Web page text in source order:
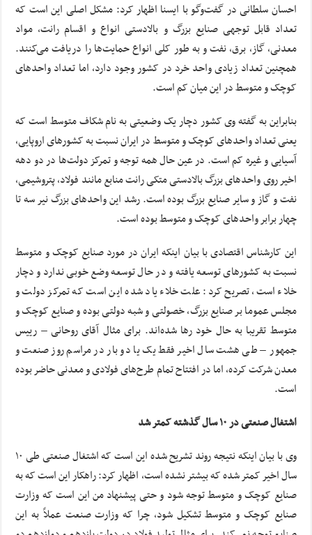
احسان سلطانی در گفت‌وگو با ایسنا اظهار کرد: مشکل اصلی این است که
تعداد قابل توجهی صنایع بزرگ و بالادستی انواع و اقسام رانت، مواد
معدنی، گاز، برق، نفت و به طور کلی انواع حمایت‌ها را دریافت می‌کنند.
همچنین تعداد زیادی واحد خرد در کشور وجود دارد، اما تعداد واحدهای
کوچک و متوسط در این میان کم است.
بنابراین به گفته وی کشور دچار یک وضعیتی به نام شکاف متوسط است که
یعنی تعداد واحدهای کوچک و متوسط در ایران نسبت به کشورهای اروپایی،
آسیایی و غیره کم است. در عین حال همه توجه و تمرکز دولت‌ها در دو دهه
اخیر روی واحدهای بزرگ بالادستی متکی رانت منابع مانند فولاد، پتروشیمی،
نفت و گاز و سایر صنایع بزرگ بوده است. رشد این واحدهای بزرگ نیر سه تا
چهار برابر واحدهای کوچک و متوسط بوده است.
این کارشناس اقتصادی با بیان اینکه ایران در مورد صنایع کوچک و متوسط
نسبت به کشورهای توسعه یافته و در حال توسعه وضع خوبی ندارد و دچار
خلاء است، تصریح کرد: علت خلاء یاد شده این است که تمرکز دولت و
مجلس عموما بر صنایع بزرگ، خصولتی و شبه دولتی بوده و صنایع کوچک و
متوسط تقریبا به حال خود رها شده‌اند. برای مثال آقای روحانی – رییس
جمهور – طی هشت سال اخیر فقط یک یا دو بار در مراسم روز صنعت و
معدن شرکت کرده، اما در افتتاح تمام طرح‌های فولادی و معدنی حاضر بوده
است.
اشتغال صنعتی در ۱۰ سال گذشته کمتر شد
وی با بیان اینکه نتیجه روند تشریح شده این است که اشتغال صنعتی طی ۱۰
سال اخیر کمتر شده که بیشتر نشده است، اظهار کرد: راهکار این است که به
صنایع کوچک و متوسط توجه شود و حتی پیشنهاد من این است که وزارت
صنایع کوچک و متوسط تشکیل شود، چرا که وزارت صنعت عملاً به این